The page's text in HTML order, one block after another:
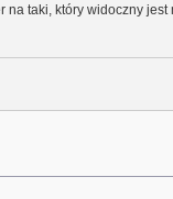
na taki, który widoczny